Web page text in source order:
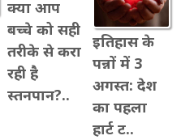
क्या आप
बच्चे को सही
तरीके से करा
रही है
स्तनपान?..
इतिहास के
पन्नों में 3
अगस्त: देश
का पहला
हार्ट ट..